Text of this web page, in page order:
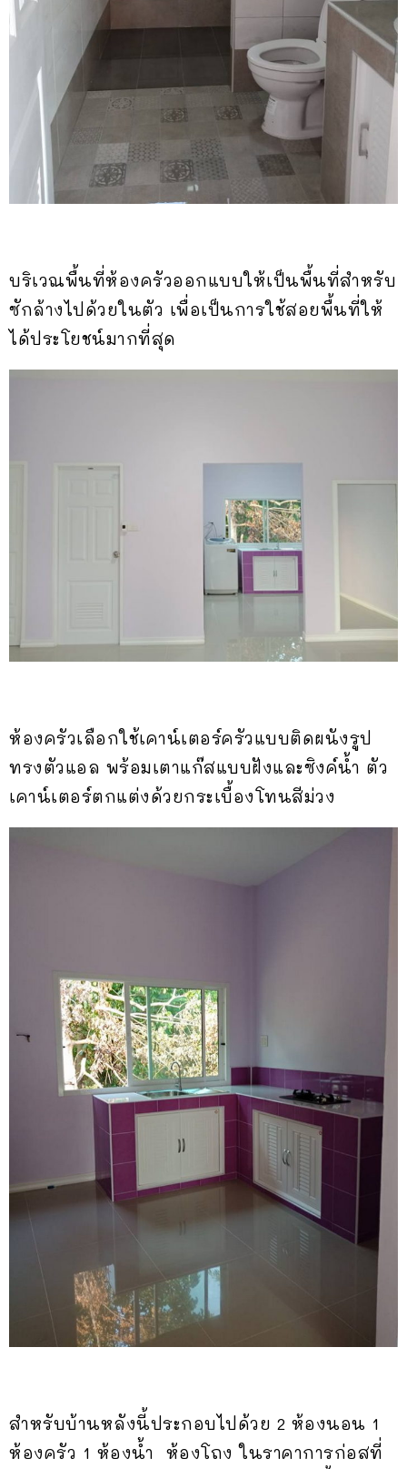
บริเวณพื้นที่ห้องครัวออกแบบให้เป็นพื้นที่สำหรับ
ซักล้างไปด้วยในตัว เพื่อเป็นการใช้สอยพื้นที่ให้
ได้ประโยชน์มากที่สุด
ห้องครัวเลือกใช้เคาน์เตอร์ครัวแบบติดผนังรูป
ทรงตัวแอล พร้อมเตาแก๊สแบบฝังและซิงค์น้ำ ตัว
เคาน์เตอร์ตกแต่งด้วยกระเบื้องโทนสีม่วง
สำหรับบ้านหลังนี้ประกอบไปด้วย 2 ห้องนอน 1
ห้องครัว 1 ห้องน้ำ ห้องโถง ในราคาการก่อสที่